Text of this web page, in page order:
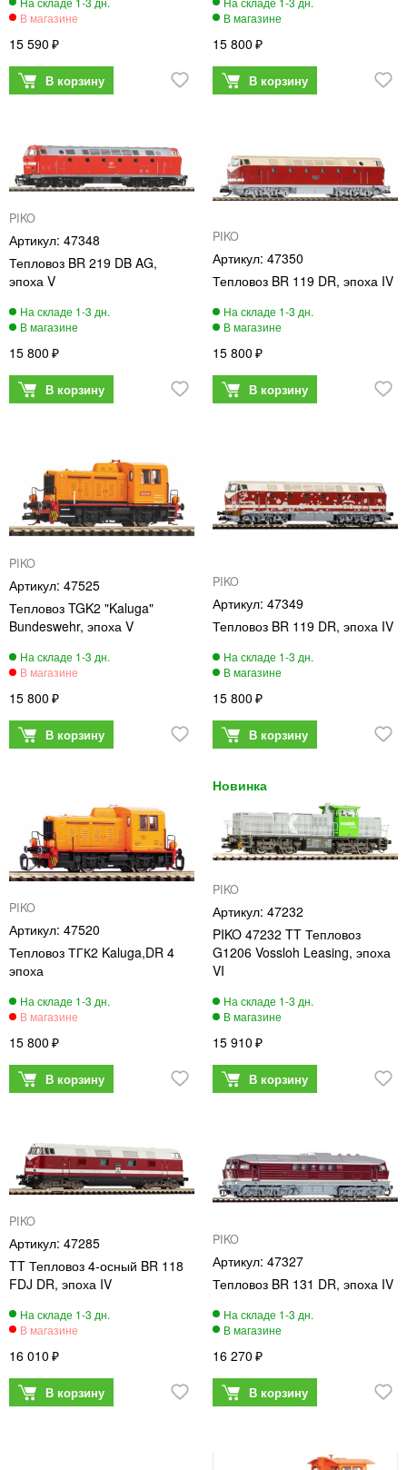
15 590 15 800
PIKO
47348
Тепловоз BR 219 DB AG,
эпоха V
15 800
PIKO
47350
Тепловоз BR 119 DR, эпоха IV
15 800
PIKO
47525
Тепловоз TGK2 "Kaluga"
Bundeswehr, эпоха V
15 800
PIKO
47349
Тепловоз BR 119 DR, эпоха IV
15 800
PIKO
47520
Тепловоз ТГК2 Kaluga,DR 4
эпоха
15 800
PIKO
47232
PIKO 47232 TT Тепловоз
G1206 Vossloh Leasing, эпоха
VI
15 910
PIKO
47285
TT Тепловоз 4-осный BR 118
FDJ DR, эпоха IV
16 010
PIKO
47327
Тепловоз BR 131 DR, эпоха IV
16 270